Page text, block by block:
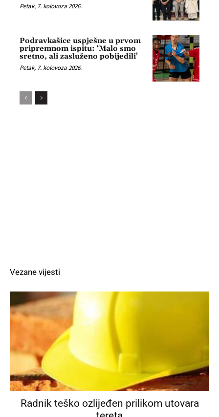
Petak, 7. kolovoza 2026.
Podravkašice uspješne u prvom
pripremnom ispitu: ‘Malo smo
sretno, ali zasluženo pobijedili’
Petak, 7. kolovoza 2026.
Vezane vijesti
Radnik teško ozlijeđen prilikom utovara